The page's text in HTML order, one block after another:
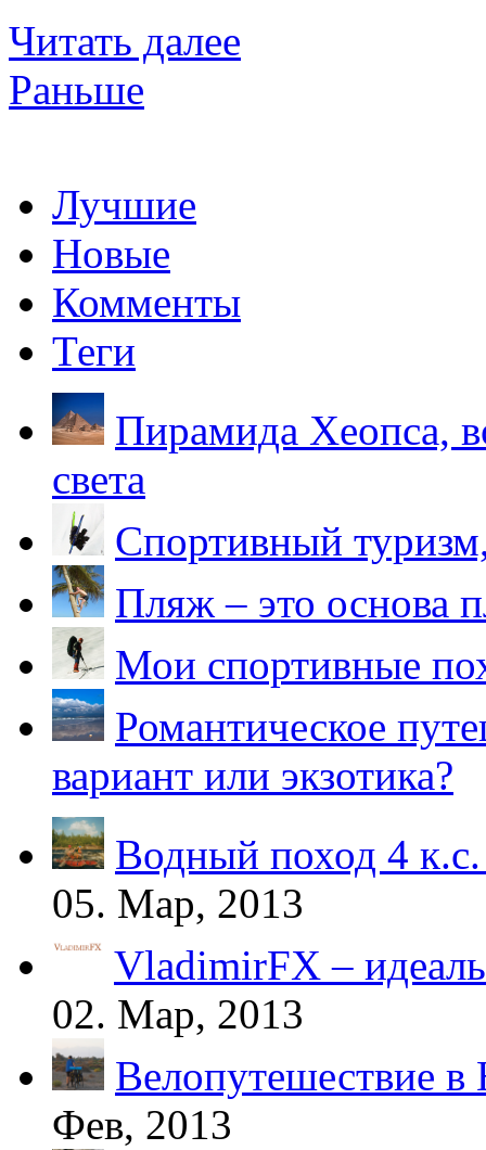
Читать далее
Раньше
Лучшие
Новые
Комменты
Теги
Пирамида Хеопса,
света
Спортивный
Пляж – это основа
Мои спортивные
Романтическое
вариант или экзотика?
Водный поход 4
05. Мар, 2013
VladimirFX –
02. Мар, 2013
Велопутешествие
Фев, 2013